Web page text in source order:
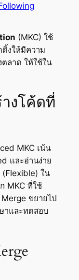
(MKC) ใช้
งให้มีความ
ลาด ให้ใช้ใน
งโค้ดที่
MKC เน้น
และอ่านง่าย
ใน
MKC ที่ใช้
ขยายไป
าและทดสอบ